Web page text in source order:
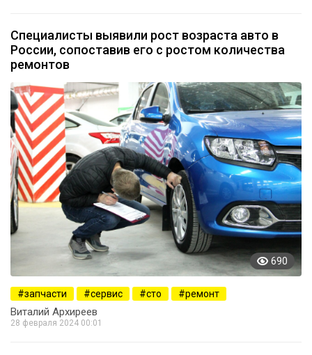
Специалисты выявили рост возраста авто в
России, сопоставив его с ростом количества
ремонтов
690
запчасти сервис сто ремонт
Виталий Архиреев
28 февраля 2024 00:01